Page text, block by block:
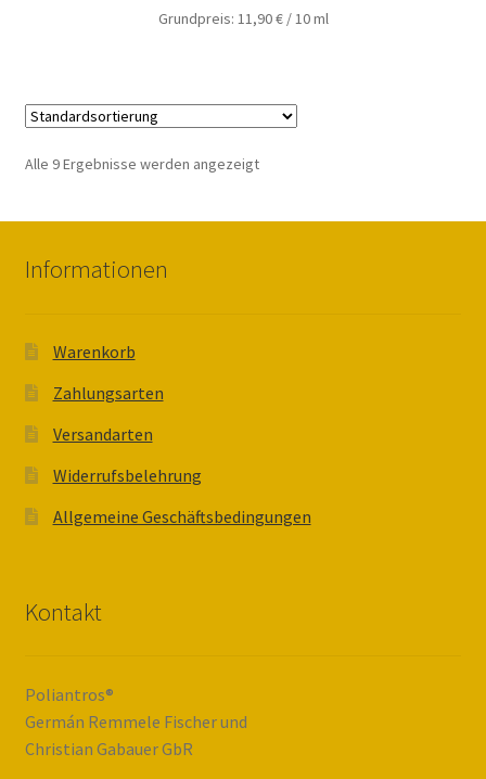
Grundpreis: 11,90€/10ml
Alle 9 Ergebnisse werden angezeigt
Informationen
Warenkorb
Zahlungsarten
Versandarten
Widerrufsbelehrung
Allgemeine Geschäftsbedingungen
Kontakt
Poliantros®
Germán Remmele Fischer und
Christian Gabauer GbR